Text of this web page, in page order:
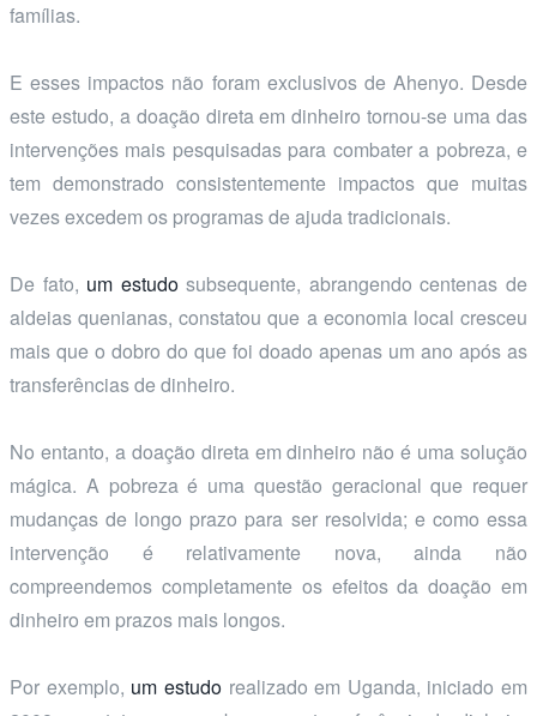
famílias.
E esses impactos não foram exclusivos de Ahenyo. Desde
este estudo, a doação direta em dinheiro tornou-se uma das
intervenções mais pesquisadas para combater a pobreza, e
tem demonstrado consistentemente impactos que muitas
vezes excedem os programas de ajuda tradicionais.
De fato, um estudosubsequente, abrangendo centenas de
aldeias quenianas, constatou que a economia local cresceu
mais que o dobro do que foi doado apenas um ano após as
transferências de dinheiro.
No entanto, a doação direta em dinheiro não é uma solução
mágica. A pobreza é uma questão geracional que requer
mudanças de longo prazo para ser resolvida; e como essa
intervenção é relativamente nova, ainda não
compreendemos completamente os efeitos da doação em
dinheiro em prazos mais longos.
Por exemplo, um estudorealizado em Uganda, iniciado em